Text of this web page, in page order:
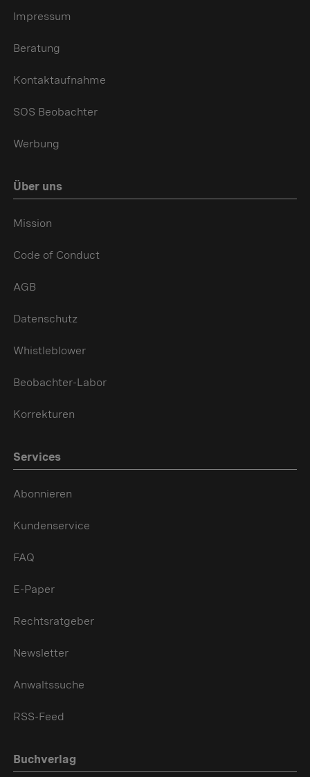
Impressum
Beratung
Kontaktaufnahme
SOS Beobachter
Werbung
Über uns
Mission
Code of Conduct
AGB
Datenschutz
Whistleblower
Beobachter-Labor
Korrekturen
Services
Abonnieren
Kundenservice
FAQ
E-Paper
Rechtsratgeber
Newsletter
Anwaltssuche
RSS-Feed
Buchverlag